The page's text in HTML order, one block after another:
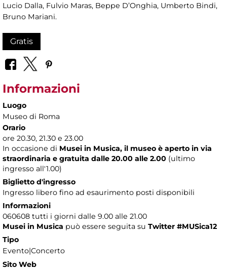
Lucio Dalla, Fulvio Maras, Beppe D’Onghia, Umberto Bindi,
Bruno Mariani.
Gratis
Informazioni
Luogo
Museo di Roma
Orario
ore 20.30, 21.30 e 23.00
In occasione di Musei in Musica, il museo è aperto in via
straordinaria e gratuita dalle 20.00 alle 2.00 (ultimo
ingresso all'1.00)
Biglietto d'ingresso
Ingresso libero fino ad esaurimento posti disponibili
Informazioni
060608 tutti i giorni dalle 9.00 alle 21.00
Musei in Musica può essere seguita su Twitter #MUSica12
Tipo
Evento|Concerto
Sito Web